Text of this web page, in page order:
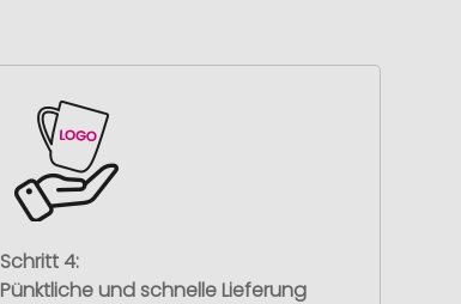
Schritt 4:
Pünktliche und schnelle Lieferung